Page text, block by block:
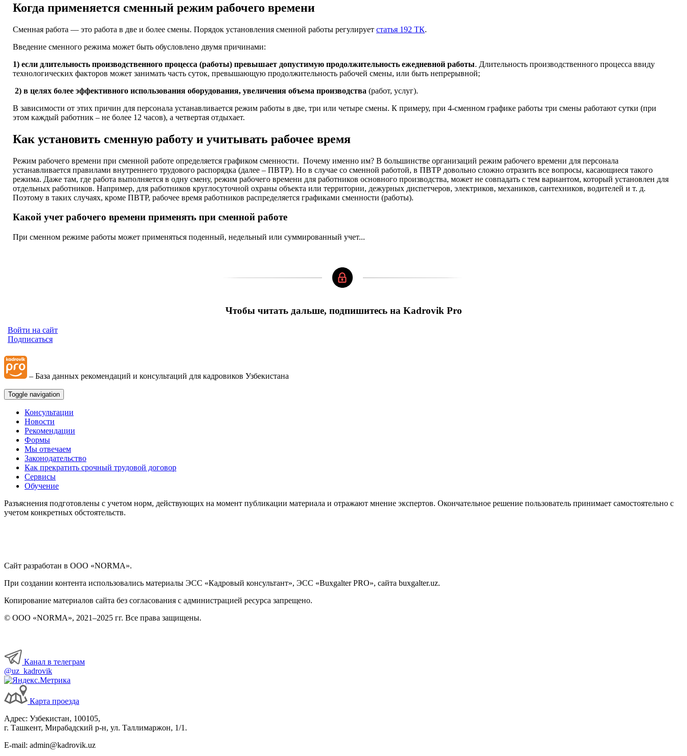
Когда применяется сменный режим рабочего времени
Сменная работа — это работа в две и более смены. Порядок установления сменной работы регулирует статья 192 ТК.
Введение сменного режима может быть обусловлено двумя причинами:
1) если длительность производственного процесса (работы) превышает допустимую продолжительность ежедневной работы. Длительность производственного процесса ввиду
технологических факторов может занимать часть суток, превышающую продолжительность рабочей смены, или быть непрерывной;
2) в целях более эффективного использования оборудования, увеличения объема производства (работ, услуг).
В зависимости от этих причин для персонала устанавливается режим работы в две, три или четыре смены. К примеру, при 4-сменном графике работы три смены работают сутки (при
этом каждый работник – не более 12 часов), а четвертая отдыхает.
Как установить сменную работу и учитывать рабочее время
Режим рабочего времени при сменной работе определяется графиком сменности. Почему именно им? В большинстве организаций режим рабочего времени для персонала
устанавливается правилами внутреннего трудового распорядка (далее – ПВТР). Но в случае со сменной работой, в ПВТР довольно сложно отразить все вопросы, касающиеся такого
режима. Даже там, где работа выполняется в одну смену, режим рабочего времени для работников основного производства, может не совпадать с тем вариантом, который установлен для
отдельных работников. Например, для работников круглосуточной охраны объекта или территории, дежурных диспетчеров, электриков, механиков, сантехников, водителей и т. д.
Поэтому в таких случаях, кроме ПВТР, рабочее время работников распределяется графиками сменности (работы).
Какой учет рабочего времени применять при сменной работе
При сменном режиме работы может применяться поденный, недельный или суммированный учет...
Чтобы читать дальше, подпишитесь на Kadrovik Pro
Войти на сайт
Подписаться
– База данных рекомендаций и консультаций для кадровиков Узбекистана
Toggle navigation
Консультации
Новости
Рекомендации
Формы
Мы отвечаем
Законодательство
Как прекратить срочный трудовой договор
Сервисы
Обучение
Разъяснения подготовлены с учетом норм, действующих на момент публикации материала и отражают мнение экспертов. Окончательное решение пользователь принимает самостоятельно с
учетом конкретных обстоятельств.
Сайт разработан в ООО «NORMA».
При создании контента использовались материалы ЭСС «Кадровый консультант», ЭСС «Buxgalter PRO», сайта buxgalter.uz.
Копирование материалов сайта без согласования с администрацией ресурса запрещено.
© ООО «NORMA», 2021–2025 гг. Все права защищены.
Канал в телеграм
@uz_kadrovik
Карта проезда
Адрес: Узбекистан, 100105,
г. Ташкент, Мирабадский р-н, ул. Таллимаржон, 1/1.
E-mail: admin@kadrovik.uz